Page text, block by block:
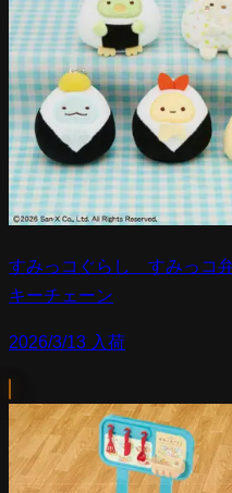
すみっコぐらし すみっコ
キーチェーン
2026/3/13 入荷